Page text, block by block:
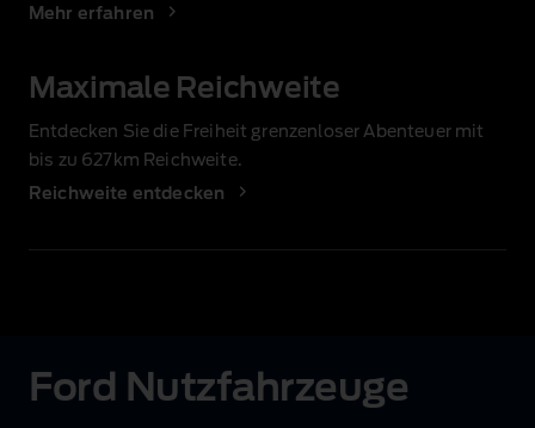
Mehr erfahren
Maximale Reichweite
Entdecken Sie die Freiheit grenzenloser Abenteuer mit
bis zu 627km Reichweite.
Reichweite entdecken
Ford Nutzfahrzeuge